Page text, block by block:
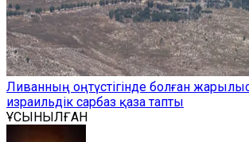
Ливанның оңтүстігінде болған
израильдік сарбаз қаза тапты
ҰСЫНЫЛҒАН